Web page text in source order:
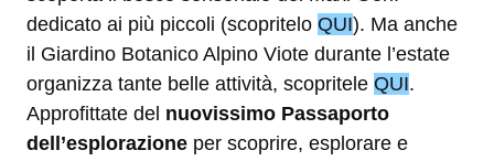
dedicato ai più piccoli (scopritelo QUI). Ma anche
il Giardino Botanico Alpino Viote durante l’estate
organizza tante belle attività, scopritele QUI.
Approfittate del nuovissimo Passaporto
dell’esplorazione per scoprire, esplorare e